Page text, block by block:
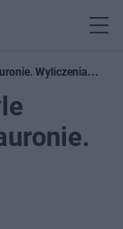
Wyliczenia